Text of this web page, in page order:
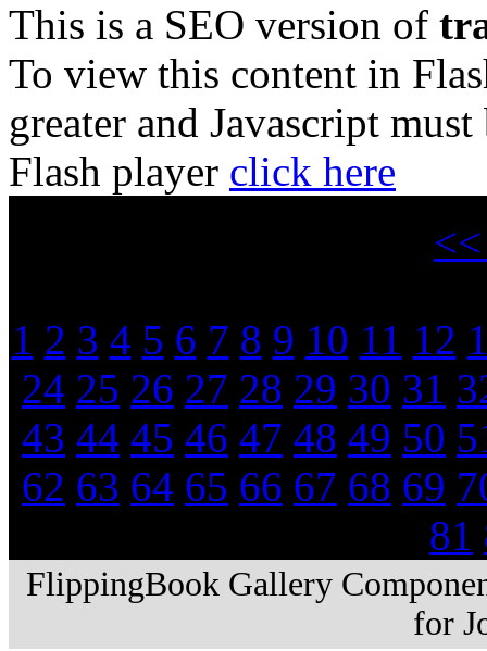
This is a SEO version of
To view this content in
greater and Javascript
Flash player click here
1 2 3 4 5 6 7 8 9 10 11 12
24 25 26 27 28 29 30 31
43 44 45 46 47 48 49 50
62 63 64 65 66 67 68 69
81
FlippingBook Gallery
for